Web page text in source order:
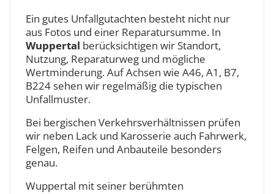
Ein gutes Unfallgutachten besteht nicht nur
aus Fotos und einer Reparatursumme. In
Wuppertal berücksichtigen wir Standort,
Nutzung, Reparaturweg und mögliche
Wertminderung. Auf Achsen wie A46, A1, B7,
B224 sehen wir regelmäßig die typischen
Unfallmuster.
Bei bergischen Verkehrsverhältnissen prüfen
wir neben Lack und Karosserie auch Fahrwerk,
Felgen, Reifen und Anbauteile besonders
genau.
Wuppertal mit seiner berühmten